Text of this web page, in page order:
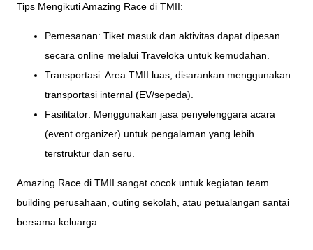
Tips Mengikuti Amazing Race di TMII:
Pemesanan: Tiket masuk dan aktivitas dapat dipesan
secara online melalui Traveloka untuk kemudahan.
Transportasi: Area TMII luas, disarankan menggunakan
transportasi internal (EV/sepeda).
Fasilitator: Menggunakan jasa penyelenggara acara
(event organizer) untuk pengalaman yang lebih
terstruktur dan seru.
Amazing Race di TMII sangat cocok untuk kegiatan team
building perusahaan, outing sekolah, atau petualangan santai
bersama keluarga.